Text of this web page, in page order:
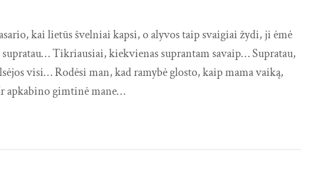
kai lietūs švelniai kapsi, o alyvos taip svaigiai žydi, ji ėmė
Tikriausiai, kiekvienas suprantam savaip… Supratau,
visi… Rodėsi man, kad ramybė glosto, kaip mama vaiką,
apkabino gimtinė mane…